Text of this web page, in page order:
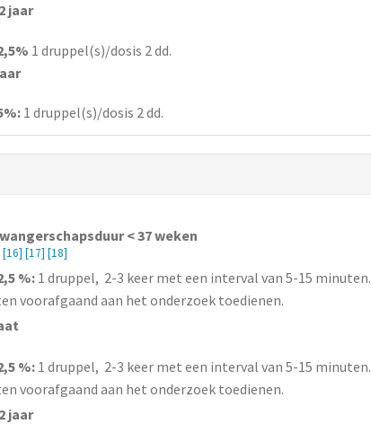
jaar
1 druppel(s)/dosis 2 dd.
1 druppel(s)/dosis 2 dd.
< 37 weken
[16] [17] [18]
%:1 druppel, 2-3 keer met een interval van 5-15 minuten.
voorafgaand aan het onderzoek toedienen.
%:1 druppel, 2-3 keer met een interval van 5-15 minuten.
voorafgaand aan het onderzoek toedienen.
jaar